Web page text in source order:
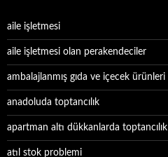
aile işletmesi
aile işletmesi olan perakendeciler
ambalajlanmış gıda ve içecek ürünleri
anadoluda toptancılık
apartman altı dükkanlarda toptancılık
atıl stok problemi